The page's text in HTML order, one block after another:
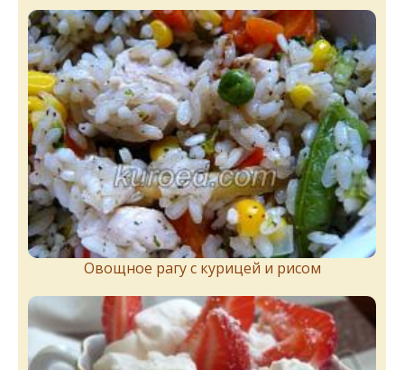
Овощное рагу с курицей и рисом